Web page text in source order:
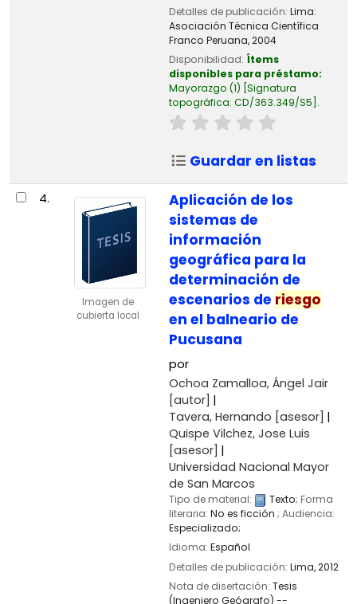
Detalles de publicación: Lima:
Asociación Técnica Científica
Franco Peruana,2004
Disponibilidad: Ítems
disponibles para préstamo:
Mayorazgo (1) Signatura
topográfica: CD/363.349/S5 .
Guardar en listas
4.
Imagen de
cubierta local
Aplicación de los
sistemas de
información
geográfica para la
determinación de
escenarios de riesgo
en el balneario de
Pucusana
por
Ochoa Zamalloa, Ángel Jair
[autor]
Tavera, Hernando [asesor]
Quispe Vilchez, Jose Luis
[asesor]
Universidad Nacional Mayor
de San Marcos
Tipo de material: Texto; Forma
literaria: No es ficción ; Audiencia:
Especializado;
Idioma: Español
Detalles de publicación: Lima,2012
Nota de disertación: Tesis
(Ingeniero Geógrafo) --